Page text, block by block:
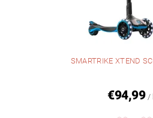
SMARTRIKE XTEND
€94,99 /